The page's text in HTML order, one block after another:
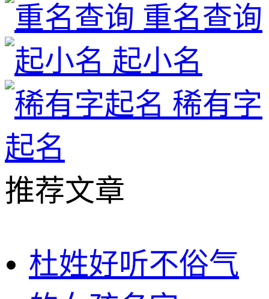
重名查询
起小名
稀有字
起名
推荐文章
杜姓好听不俗气